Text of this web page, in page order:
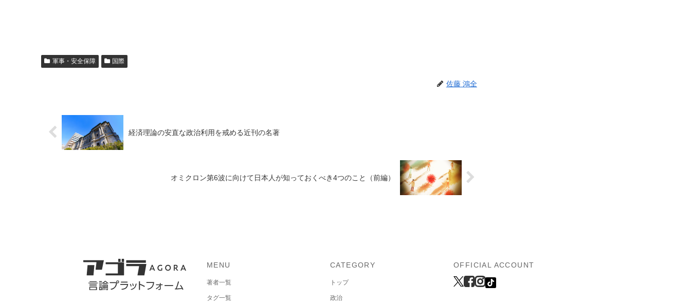
軍事・安全保障 国際
佐藤 鴻全
経済理論の安直な政治利用を戒める近刊の名著
オミクロン第6波に向けて日本人が知っておくべき4つのこと（前編）
MENU
著者一覧
タグ一覧
CATEGORY
トップ
政治
OFFICIAL ACCOUNT